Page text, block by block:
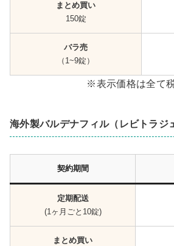
まとめ買い
150錠
バラ売
（1~9錠）
※表示価格は全て
海外製バルデナフィル（レビトラジ
契約期間
定期配送
(1ヶ月ごと10錠)
まとめ買い